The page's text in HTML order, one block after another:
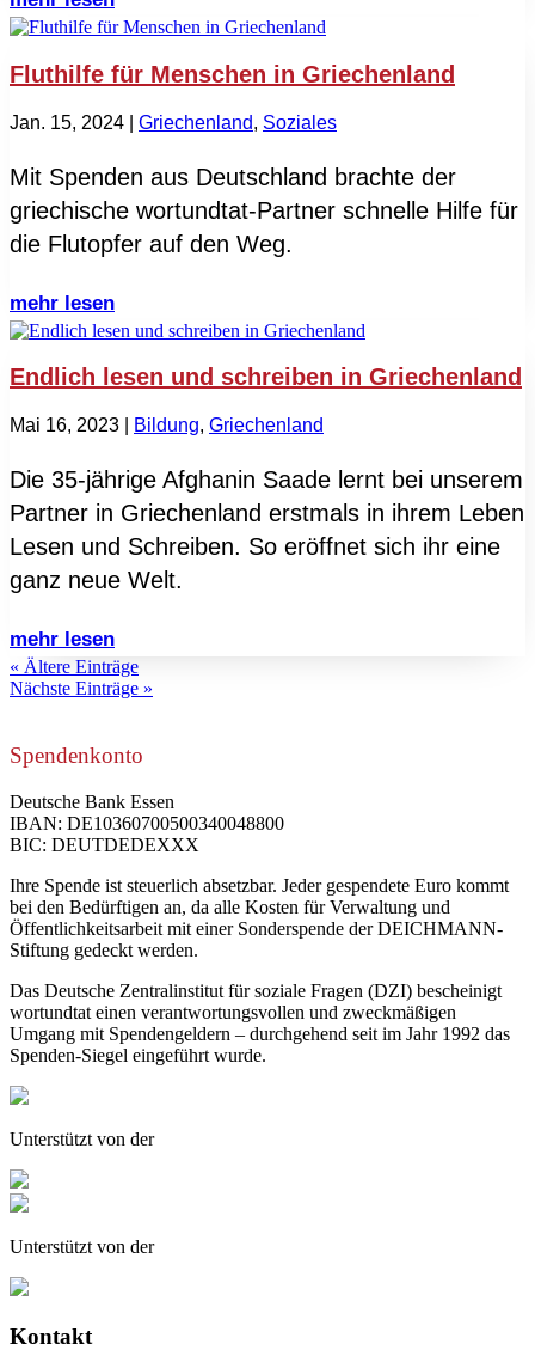
Fluthilfe für Menschen in Griechenland
Jan. 15, 2024 Griechenland, Soziales
Mit Spenden aus Deutschland brachte der
griechische wortundtat-Partner schnelle Hilfe für
die Flutopfer auf den Weg.
mehr lesen
Endlich lesen und schreiben in Griechenland
Mai 16, 2023 Bildung, Griechenland
Die 35-jährige Afghanin Saade lernt bei unserem
Partner in Griechenland erstmals in ihrem Leben
Lesen und Schreiben. So eröffnet sich ihr eine
ganz neue Welt.
mehr lesen
« Ältere Einträge
Nächste Einträge »
Spendenkonto
Deutsche Bank Essen
IBAN: DE10360700500340048800
BIC: DEUTDEDEXXX
Ihre Spende ist steuerlich absetzbar. Jeder gespendete Euro kommt
bei den Bedürftigen an, da alle Kosten für Verwaltung und
Öffentlichkeitsarbeit mit einer Sonderspende der DEICHMANN-
Stiftung gedeckt werden.
Das Deutsche Zentralinstitut für soziale Fragen (DZI) bescheinigt
wortundtat einen verantwortungsvollen und zweckmäßigen
Umgang mit Spendengeldern – durchgehend seit im Jahr 1992 das
Spenden-Siegel eingeführt wurde.
Unterstützt von der
Unterstützt von der
Kontakt